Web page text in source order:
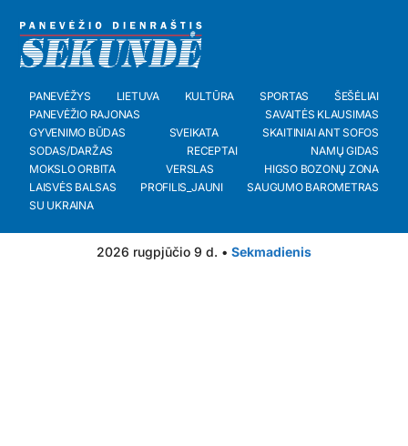
PANEVĖŽYS LIETUVA KULTŪRA SPORTAS
ŠEŠĖLIAI
PANEVĖŽIO RAJONAS
SAVAITĖS KLAUSIMAS
GYVENIMO BŪDAS
SVEIKATA
SKAITINIAI ANT SOFOS
SODAS/DARŽAS
RECEPTAI
NAMŲ GIDAS
MOKSLO ORBITA
VERSLAS
HIGSO BOZONŲ ZONA
LAISVĖS BALSAS
PROFILIS_JAUNI
SAUGUMO BAROMETRAS
SU UKRAINA
2026 rugpjūčio 9 d. • Sekmadienis